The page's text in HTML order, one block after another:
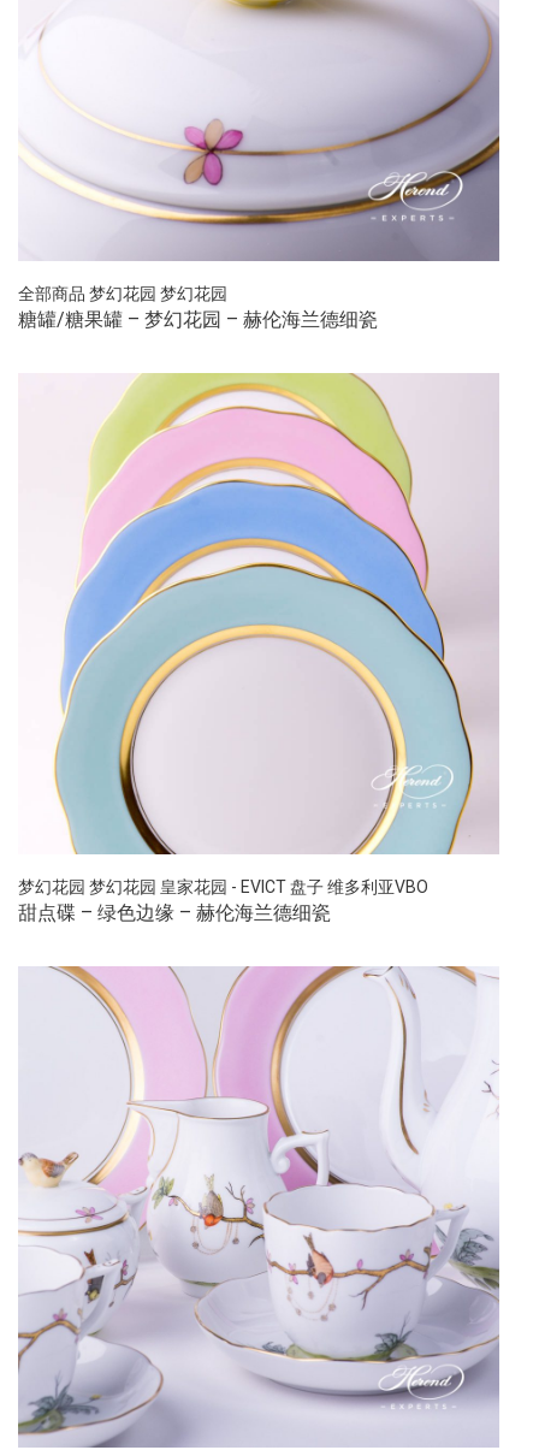
全部商品 梦幻花园 梦幻花园
糖罐/糖果罐 – 梦幻花园 – 赫伦海兰德细瓷
梦幻花园 梦幻花园 皇家花园 - EVICT盘子维多利亚VBO
甜点碟 – 绿色边缘 – 赫伦海兰德细瓷